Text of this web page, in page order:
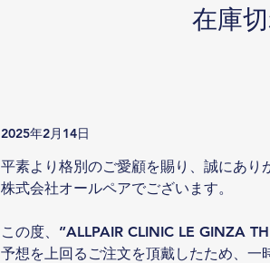
在庫
2025年2月14日
平素より格別のご愛顧を賜り、誠にあり
株式会社オールペアでございます。
この度、”ALLPAIR CLINIC LE GINZA
予想を上回るご注文を頂戴したため、